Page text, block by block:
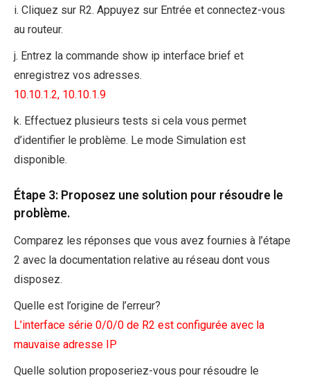
i. Cliquez sur R2. Appuyez sur Entrée et connectez-vous
au routeur.
j. Entrez la commande show ip interface brief et
enregistrez vos adresses.
10.10.1.2, 10.10.1.9
k. Effectuez plusieurs tests si cela vous permet
d’identifier le problème. Le mode Simulation est
disponible.
Étape 3: Proposez une solution pour résoudre le
problème.
Comparez les réponses que vous avez fournies à l’étape
2 avec la documentation relative au réseau dont vous
disposez.
Quelle est l’origine de l’erreur?
L’interface série 0/0/0 de R2 est configurée avec la
mauvaise adresse IP
Quelle solution proposeriez-vous pour résoudre le